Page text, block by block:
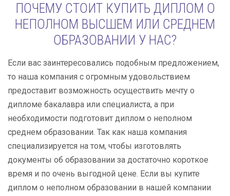
ПОЧЕМУ СТОИТ КУПИТЬ ДИПЛОМ О
НЕПОЛНОМ ВЫСШЕМ ИЛИ СРЕДНЕМ
ОБРАЗОВАНИИ У НАС?
Если вас заинтересовались подобным предложением,
то наша компания с огромным удовольствием
предоставит возможность осуществить мечту о
дипломе бакалавра или специалиста, а при
необходимости подготовит диплом о неполном
среднем образовании. Так как наша компания
специализируется на том, чтобы изготовлять
документы об образовании за достаточно короткое
время и по очень выгодной цене. Если вы купите
диплом о неполном образовании в нашей компании